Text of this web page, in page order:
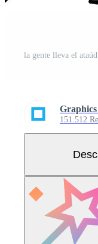
la gente lleva el
151.512